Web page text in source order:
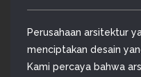
Perusahaan arsitektur
menciptakan desain
Kami percaya bahwa